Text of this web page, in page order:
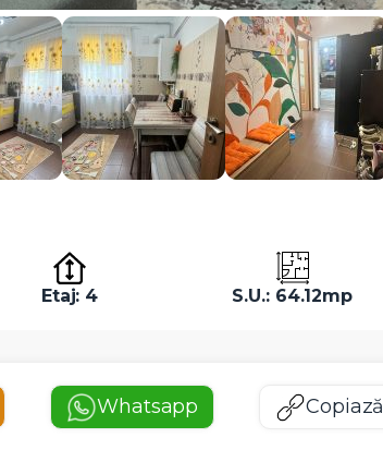
Etaj: 4 S.U.: 64.12mp
Whatsapp Copiază